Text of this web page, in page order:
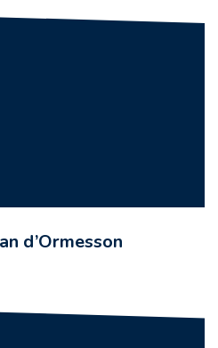
d’Ormesson